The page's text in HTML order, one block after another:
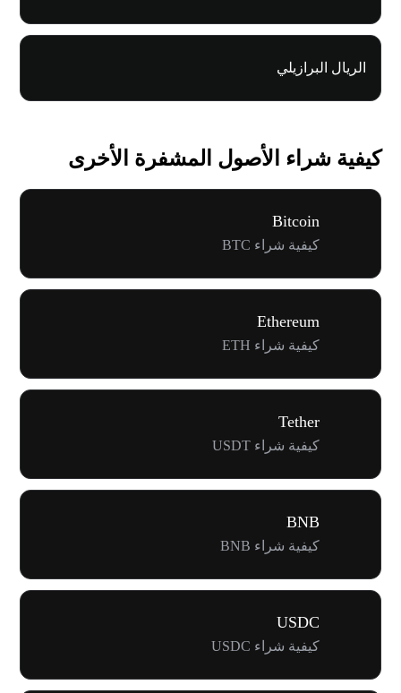
الريال البرازيلي
كيفية شراء الأصول المشفرة الأخرى
Bitcoin
كيفية شراء BTC
Ethereum
كيفية شراء ETH
Tether
كيفية شراء USDT
BNB
كيفية شراء BNB
USDC
كيفية شراء USDC